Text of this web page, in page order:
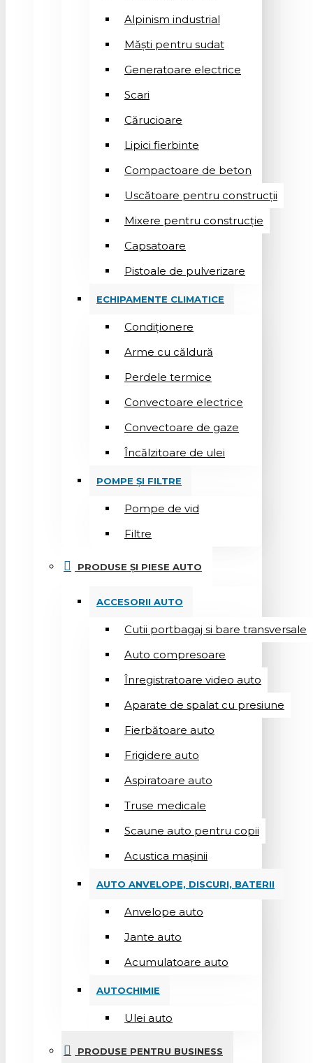
Alpinism industrial
Măști pentru sudat
Generatoare electrice
Scari
Cărucioare
Lipici fierbinte
Compactoare de beton
Uscătoare pentru construcții
Mixere pentru construcție
Capsatoare
Pistoale de pulverizare
ECHIPAMENTE CLIMATICE
Condiționere
Arme cu căldură
Perdele termice
Convectoare electrice
Convectoare de gaze
Încălzitoare de ulei
POMPE ȘI FILTRE
Pompe de vid
Filtre
PRODUSE ȘI PIESE AUTO
ACCESORII AUTO
Cutii portbagaj si bare transversale
Auto compresoare
Înregistratoare video auto
Aparate de spalat cu presiune
Fierbătoare auto
Frigidere auto
Aspiratoare auto
Truse medicale
Scaune auto pentru copii
Acustica mașinii
AUTO ANVELOPE, DISCURI, BATERII
Anvelope auto
Jante auto
Acumulatoare auto
AUTOCHIMIE
Ulei auto
PRODUSE PENTRU BUSINESS